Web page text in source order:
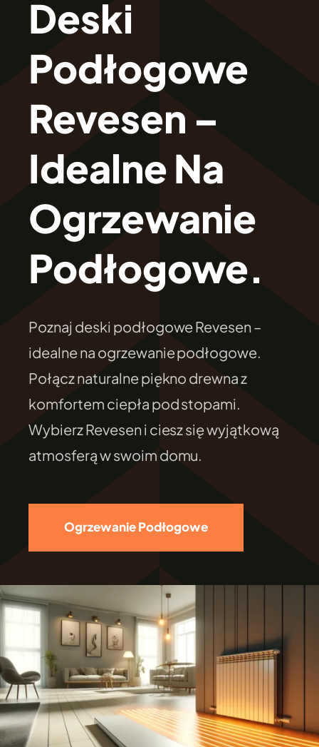
O Firmie Revesen
Kolekcje
Klasy Podłóg
Patronat
Cennik
Galeria
FILEXO
Kontakt
Deski
Podłogowe
Revesen –
Idealne Na
Ogrzewanie
Podłogowe.
Poznaj deski podłogowe Revesen –
idealne na ogrzewanie podłogowe.
Połącz naturalne piękno drewna z
komfortem ciepła pod stopami.
Wybierz Revesen i ciesz się wyjątkową
atmosferą w swoim domu.
Ogrzewanie Podłogowe